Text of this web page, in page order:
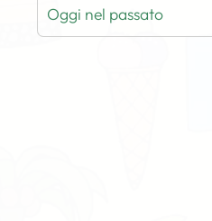
Oggi nel passato